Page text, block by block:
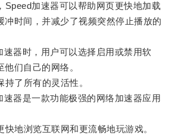
加速器可以帮助网页更快地加载
冲时间，并减少了视频突然停止播放的
器时，用户可以选择启用或禁用软
们自己的网络。
了所有的灵活性。
器是一款功能极强的网络加速器应用
地浏览互联网和更流畅地玩游戏。